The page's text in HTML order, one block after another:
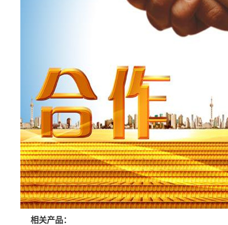
相关产品：